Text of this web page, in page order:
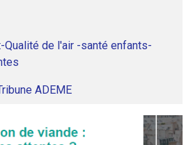
Qualité de l'air -santé enfants-
ADEME